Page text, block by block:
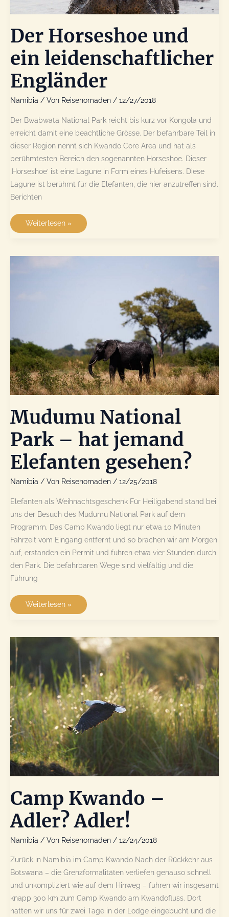
Der Horseshoe und
ein leidenschaftlicher
Engländer
Namibia / Von Reisenomaden / 12/27/2018
Der Bwabwata National Park reicht bis kurz vor Kongola und
erreicht damit eine beachtliche Grösse. Der befahrbare Teil in
dieser Region nennt sich Kwando Core Area und hat als
berühmtesten Bereich den sogenannten Horseshoe. Dieser
‚Horseshoe‘ ist eine Lagune in Form eines Hufeisens. Diese
Lagune ist berühmt für die Elefanten, die hier anzutreffen sind.
Berichten
Der
Engländer
Weiterlesen »
Mudumu National
Park – hat jemand
Elefanten gesehen?
Namibia / Von Reisenomaden / 12/25/2018
Elefanten als Weihnachtsgeschenk Für Heiligabend stand bei
uns der Besuch des Mudumu National Park auf dem
Programm. Das Camp Kwando liegt nur etwa 10 Minuten
Fahrzeit vom Eingang entfernt und so brachen wir am Morgen
auf, erstanden ein Permit und fuhren etwa vier Stunden durch
den Park. Die befahrbaren Wege sind vielfältig und die
Führung
Mudumu
jemand
Weiterlesen »
Camp Kwando –
Adler? Adler!
Namibia / Von Reisenomaden / 12/24/2018
Zurück in Namibia im Camp Kwando Nach der Rückkehr aus
Botswana – die Grenzformalitäten verliefen genauso schnell
und unkompliziert wie auf dem Hinweg – fuhren wir insgesamt
knapp 300 km zum Camp Kwando am Kwandofluss. Dort
hatten wir uns für zwei Tage in der Lodge eingebucht und die